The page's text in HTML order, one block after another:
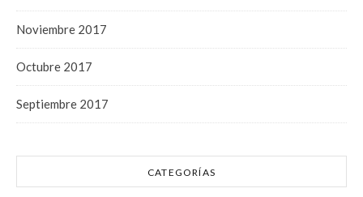
Noviembre 2017
Octubre 2017
Septiembre 2017
CATEGORÍAS